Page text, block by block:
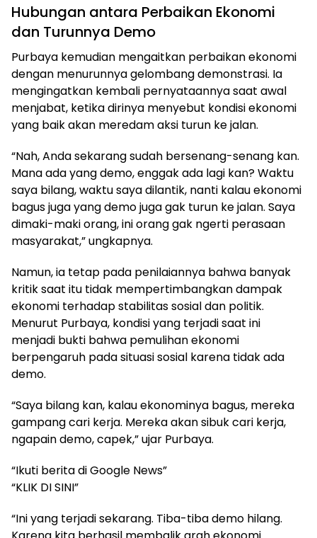
Hubungan antara Perbaikan Ekonomi
dan Turunnya Demo
Purbaya kemudian mengaitkan perbaikan ekonomi
dengan menurunnya gelombang demonstrasi. Ia
mengingatkan kembali pernyataannya saat awal
menjabat, ketika dirinya menyebut kondisi ekonomi
yang baik akan meredam aksi turun ke jalan.
“Nah, Anda sekarang sudah bersenang-senang kan.
Mana ada yang demo, enggak ada lagi kan? Waktu
saya bilang, waktu saya dilantik, nanti kalau ekonomi
bagus juga yang demo juga gak turun ke jalan. Saya
dimaki-maki orang, ini orang gak ngerti perasaan
masyarakat,” ungkapnya.
Namun, ia tetap pada penilaiannya bahwa banyak
kritik saat itu tidak mempertimbangkan dampak
ekonomi terhadap stabilitas sosial dan politik.
Menurut Purbaya, kondisi yang terjadi saat ini
menjadi bukti bahwa pemulihan ekonomi
berpengaruh pada situasi sosial karena tidak ada
demo.
“Saya bilang kan, kalau ekonominya bagus, mereka
gampang cari kerja. Mereka akan sibuk cari kerja,
ngapain demo, capek,” ujar Purbaya.
“Ikuti berita di Google News”
“KLIK DI SINI”
“Ini yang terjadi sekarang. Tiba-tiba demo hilang.